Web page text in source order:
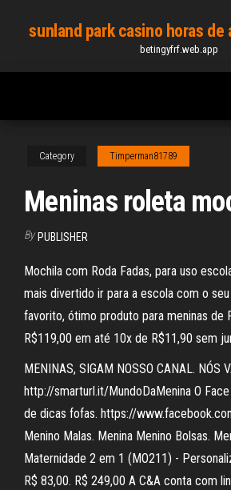
content
sunland park casino horas de
betingyfrf.web.app
Category Timperman81789
Meninas roleta
By PUBLISHER
Mochila com Roda Fadas, para uso
mais divertido ir para a escola com o
favorito, ótimo produto para meninas de
R$119,00 em até 10x de R$11,90 sem
MENINAS, SIGAM NOSSO CANAL. NÓS
http://smarturl.it/MundoDaMenina O
de dicas fofas. https://
Menino Malas. Menina Menino Bolsas.
Maternidade 2 em 1 (MO211) -
R$ 83,00. R$ 249,00 A C&A conta com